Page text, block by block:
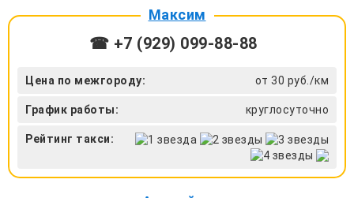
Максим
☎ +7 (929) 099-88-88
Цена по межгороду: от 30 руб./км
График работы: круглосуточно
Рейтинг такси: